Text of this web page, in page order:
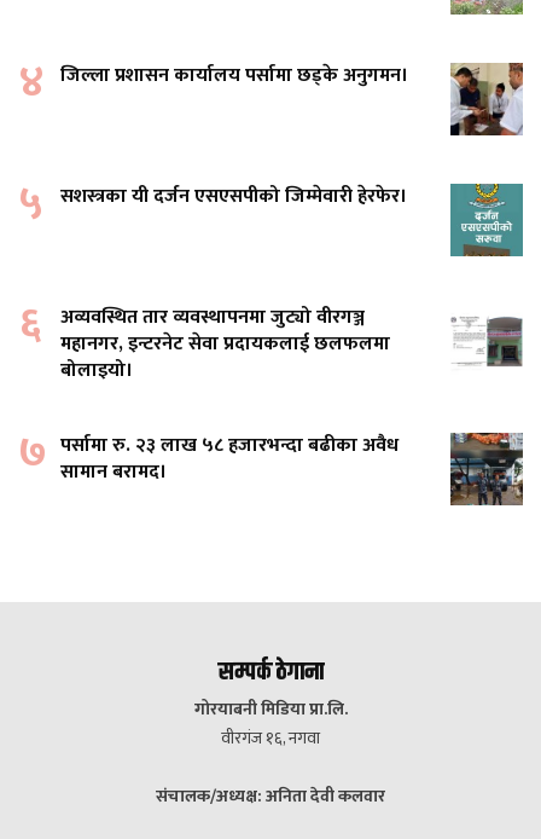
४ जिल्ला प्रशासन कार्यालय पर्सामा छड्के अनुगमन।
५ सशस्त्रका यी दर्जन एसएसपीको जिम्मेवारी हेरफेर।
६ अव्यवस्थित तार व्यवस्थापनमा जुट्यो वीरगञ्ज
महानगर, इन्टरनेट सेवा प्रदायकलाई छलफलमा
बोलाइयो।
७ पर्सामा रु. २३ लाख ५८ हजारभन्दा बढीका अवैध
सामान बरामद।
सम्पर्क ठेगाना
गोरयाबनी मिडिया प्रा.लि.
वीरगंज १६, नगवा
संचालक/अध्यक्ष: अनिता देवी कलवार